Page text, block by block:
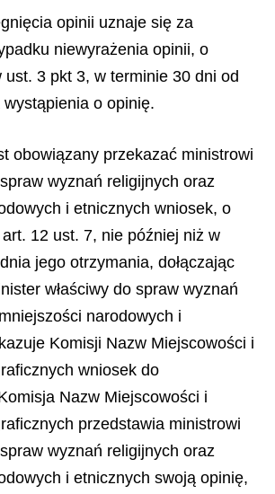
opinii uznaje się za
niewyrażenia opinii, o
ust. 3 pkt 3, w terminie 30 dni od
o opinię.
obowiązany przekazać ministrowi
wyznań religijnych oraz
i etnicznych wniosek, o
12 ust. 7, nie później niż w
jego otrzymania, dołączając
właściwy do spraw wyznań
narodowych i
Komisji Nazw Miejscowości i
wniosek do
Nazw Miejscowości i
przedstawia ministrowi
wyznań religijnych oraz
i etnicznych swoją opinię,